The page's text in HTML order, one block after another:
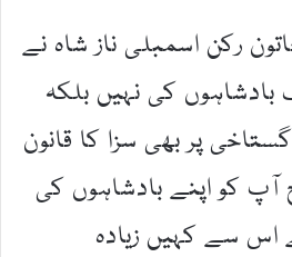
رکن اسمبلی ناز شاہ نے
کی نہیں بلکہ
پر بھی سزا کا قانون
آپ کو اپنے بادشاہوں کی
اس سے کہیں زیادہ